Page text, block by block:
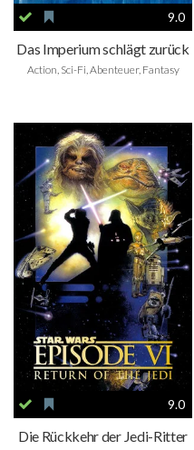
9.0
Das Imperium schlägt zurück
Action, Sci-Fi, Abenteuer, Fantasy
9.0
Die Rückkehr der Jedi-Ritter